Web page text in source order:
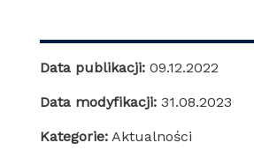
Data publikacji: 09.12.2022
Data modyfikacji: 31.08.2023
Kategorie: Aktualności